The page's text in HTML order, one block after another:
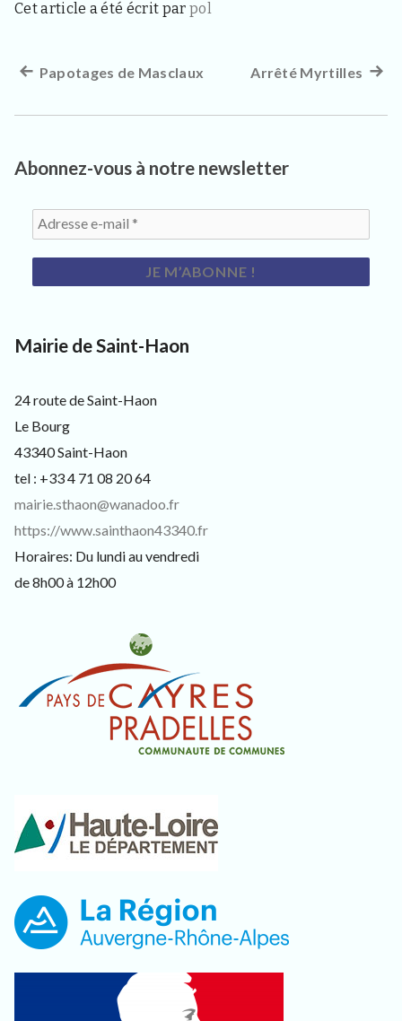
h
i
n
s
,
t
u
e
u
r
i
e
u
x
Cet article a été écrit par pol
Navigation
de
Article
Papotages de Masclaux Arrêté Myrtilles
Abonnez-vous à notre newsletter
Mairie de Saint-Haon
24 route de Saint-Haon
Le Bourg
43340 Saint-Haon
tel : +33 4 71 08 20 64
mairie.sthaon@wanadoo.fr
https://www.sainthaon43340.fr
Horaires: Du lundi au vendredi
de 8h00 à 12h00